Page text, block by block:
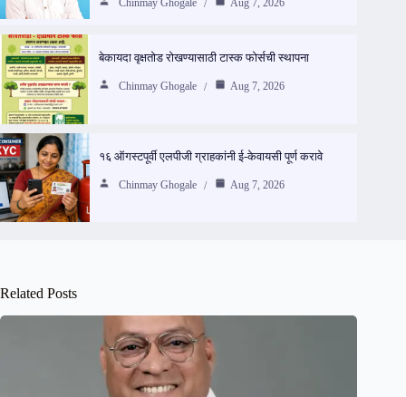
Chinmay Ghogale Aug 7, 2026
बेकायदा वृक्षतोड रोखण्यासाठी टास्क फोर्सची स्थापना
Chinmay Ghogale Aug 7, 2026
१६ ऑगस्टपूर्वी एलपीजी ग्राहकांनी ई-केवायसी पूर्ण करावे
Chinmay Ghogale Aug 7, 2026
Related Posts